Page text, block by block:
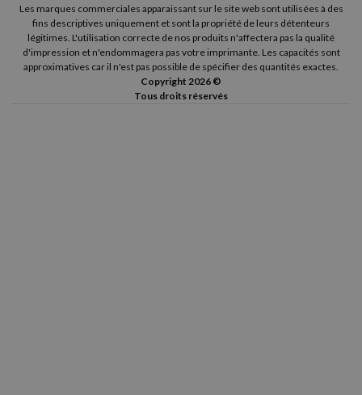
Les marques commerciales apparaissant sur le site web sont utilisées à des
fins descriptives uniquement et sont la propriété de leurs détenteurs
légitimes. L'utilisation correcte de nos produits n'affectera pas la qualité
d'impression et n'endommagera pas votre imprimante. Les capacités sont
approximatives car il n'est pas possible de spécifier des quantités exactes.
Copyright 2026 ©
Tous droits réservés